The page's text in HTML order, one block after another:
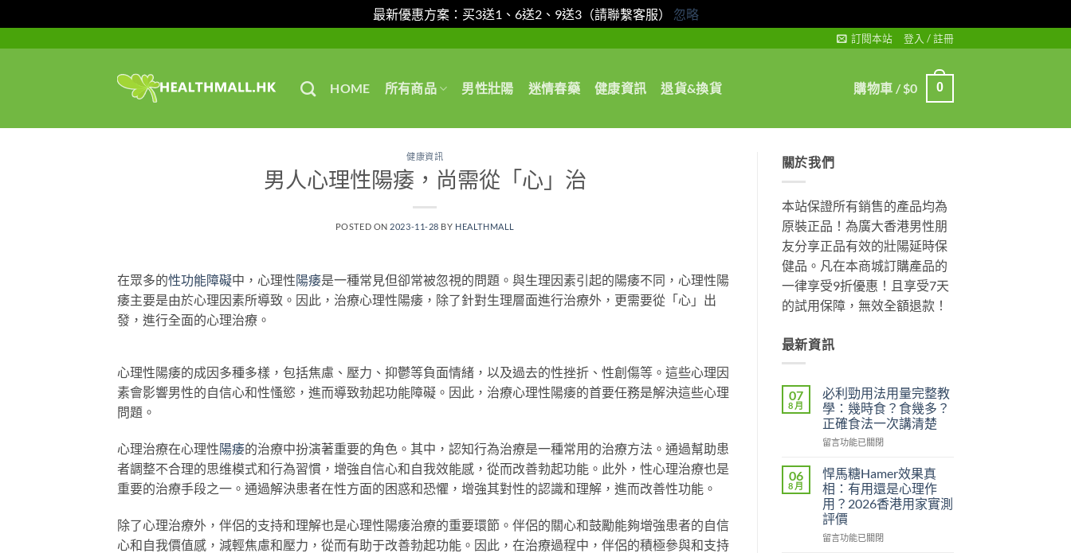
最新優惠方案：买3送1、6送2、9送3（請聯繫客服） 忽略
訂閱本站 登入 / 註冊
HOME 所有商品 男性壯陽 迷情春藥 健康資訊 退貨&換貨 購物車 /$0 0
健康資訊
男人心理性陽痿，尚需從「心」治
POSTED ON 2023-11-28 BY HEALTHMALL
在眾多的性功能障礙中，心理性陽痿是一種常見但卻常被忽視的問題。與生理因素引起的陽痿不同，心理性陽
痿主要是由於心理因素所導致。因此，治療心理性陽痿，除了針對生理層面進行治療外，更需要從「心」出
發，進行全面的心理治療。
心理性陽痿的成因多種多樣，包括焦慮、壓力、抑鬱等負面情緒，以及過去的性挫折、性創傷等。這些心理因
素會影響男性的自信心和性慅慾，進而導致勃起功能障礙。因此，治療心理性陽痿的首要任務是解決這些心理
問題。
心理治療在心理性陽痿的治療中扮演著重要的角色。其中，認知行為治療是一種常用的治療方法。通過幫助患
者調整不合理的思维模式和行為習慣，增強自信心和自我效能感，從而改善勃起功能。此外，性心理治療也是
重要的治療手段之一。通過解決患者在性方面的困惑和恐懼，增強其對性的認識和理解，進而改善性功能。
除了心理治療外，伴侶的支持和理解也是心理性陽痿治療的重要環節。伴侶的關心和鼓勵能夠增強患者的自信
心和自我價值感，減輕焦慮和壓力，從而有助于改善勃起功能。因此，在治療過程中，伴侶的積極參與和支持
關於我們
本站保證所有銷售的產品均為
原裝正品！為廣大香港男性朋
友分享正品有效的壯陽延時保
健品。凡在本商城訂購產品的
一律享受9折優惠！且享受7天
的試用保障，無效全額退款！
最新資訊
07
8 月
必利勁用法用量完整教
學：幾時食？食幾多？
正確食法一次講清楚
在
利
勁
用
法
用
量
留言功能已關閉
06
8 月
悍馬糖Hamer效果真
相：有用還是心理作
用？2026香港用家實測
評價
在
留言功能已關閉